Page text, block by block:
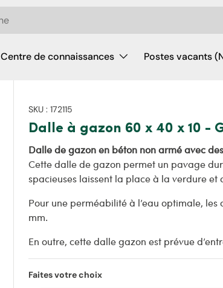
Centre de connaissances Postes vacants
SKU : 172115
Dalle à gazon 60 x 40 x 10 -
Dalle de gazon en béton non armé avec
Cette dalle de gazon permet un pavage
spacieuses laissent la place à la verdure et
Pour une perméabilité à l’eau optimale,
mm.
En outre, cette dalle gazon est prévue
Faites votre choix